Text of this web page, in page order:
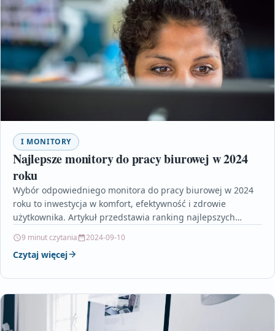
I MONITORY
Najlepsze monitory do pracy biurowej w 2024
roku
Wybór odpowiedniego monitora do pracy biurowej w 2024
roku to inwestycja w komfort, efektywność i zdrowie
użytkownika. Artykuł przedstawia ranking najlepszych
9 minut czytania 2024-09-10
Czytaj więcej